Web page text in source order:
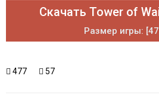
Скачать Tower of
Размер игры:
477 57